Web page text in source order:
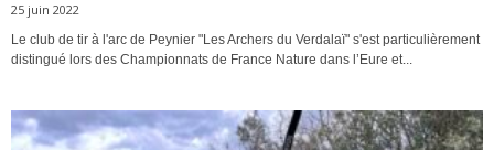
25 juin 2022
Le club de tir à l'arc de Peynier "Les Archers du Verdalaï" s'est particulièrement
distingué lors des Championnats de France Nature dans l’Eure et...